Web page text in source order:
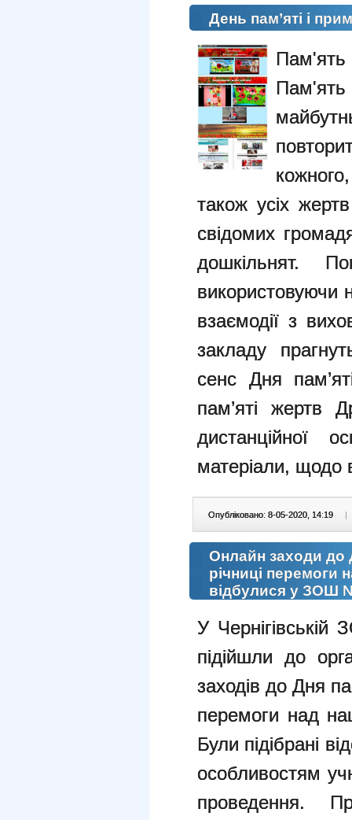
День пам’яті і
також усіх
свідомих
дошкільнят.
використовуючи
взаємодії з
закладу
сенс Дня
пам’яті жертв
дистанційної
матеріали, щодо
Опубліковано: 8-05-2020, 14:19 |
Онлайн заходи до
річниці перемоги
відбулися у ЗОШ
У
підійшли до
заходів до Дня
перемоги над
Були підібрані
особливостям
проведення.